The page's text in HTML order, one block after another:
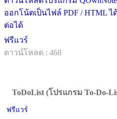
ออกโน้ตเป็นไฟล์ PDF / HTML
ต่อได้
ฟรีแวร์
ดาวน์โหลด : 468
ToDoList (โปรแกรม To-Do-
ฟรีแวร์